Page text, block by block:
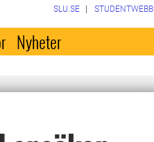
SLU.SE STUDENTWEBB
Nyheter